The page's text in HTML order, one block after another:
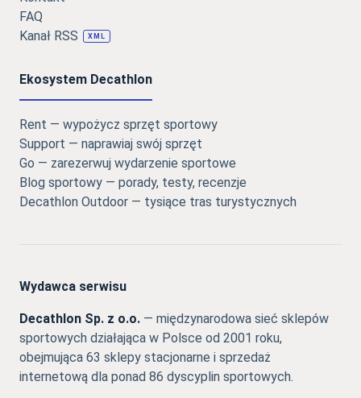
FAQ
Kanał RSS
XML
Ekosystem Decathlon
Rent — wypożycz sprzęt sportowy
Support — naprawiaj swój sprzęt
Go — zarezerwuj wydarzenie sportowe
Blog sportowy — porady, testy, recenzje
Decathlon Outdoor — tysiące tras turystycznych
Wydawca serwisu
Decathlon Sp. z o.o. — międzynarodowa sieć sklepów
sportowych działająca w Polsce od 2001 roku,
obejmująca 63 sklepy stacjonarne i sprzedaż
internetową dla ponad 86 dyscyplin sportowych.